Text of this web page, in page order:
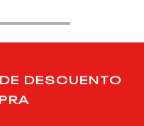
DESCUENTO